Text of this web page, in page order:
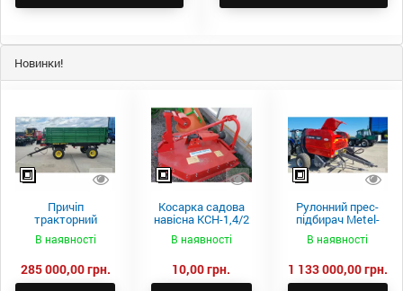
Новинки!
Причіп
тракторний
самоскидний
Spike 2 ПТС-4
В наявності
285 000,00 грн.
Косарка садова
навісна КСН-1,4/2
В наявності
10,00 грн.
Рулонний прес-
підбирач Metel-
Fach Z 587
В наявності
1 133 000,00 грн.